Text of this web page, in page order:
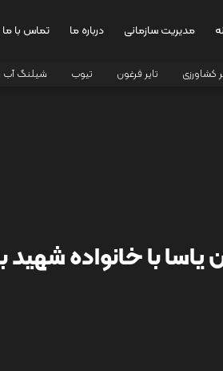
مدیریت سازمانی درباره ما تماس با ما
کشاورزی تایر فرغون تیوب شیلنگ آب
یاسا با خانواده شهید